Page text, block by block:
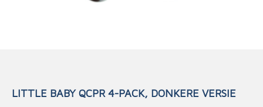
LITTLE BABY QCPR 4-PACK, DONKERE VERSIE